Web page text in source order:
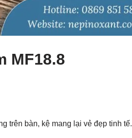
MF18.8
trên bàn, kệ mang lại vẻ đẹp tinh tế.